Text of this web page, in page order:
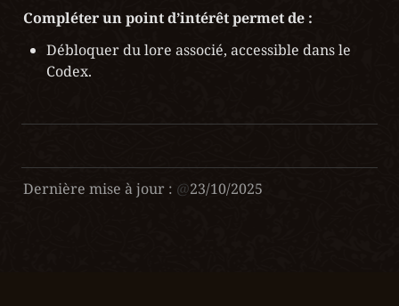
Compléter un point d’intérêt permet de :
Débloquer du lore associé, accessible dans le
Codex.
Dernière mise à jour : @23/10/2025